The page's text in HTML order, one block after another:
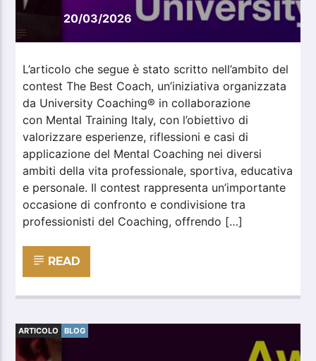
20/03/2026
L’articolo che segue è stato scritto nell’ambito del
contest The Best Coach, un’iniziativa organizzata
da University Coaching® in collaborazione
con Mental Training Italy, con l’obiettivo di
valorizzare esperienze, riflessioni e casi di
applicazione del Mental Coaching nei diversi
ambiti della vita professionale, sportiva, educativa
e personale. Il contest rappresenta un’importante
occasione di confronto e condivisione tra
professionisti del Coaching, offrendo […]
READ
ARTICOLO BLOG